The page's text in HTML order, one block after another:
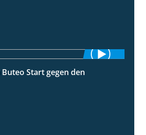
Start gegen den